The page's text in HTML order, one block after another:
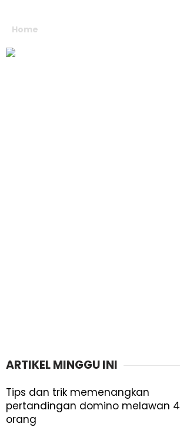
Home
ARTIKEL MINGGU INI
Tips dan trik memenangkan
pertandingan domino melawan 4
orang